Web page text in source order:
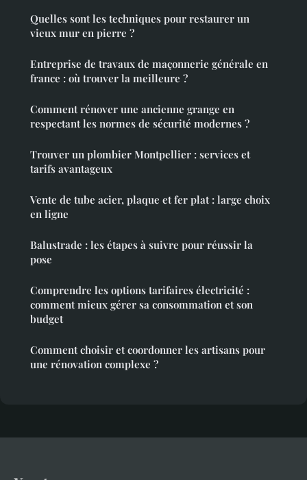
Quelles sont les techniques pour restaurer un
vieux mur en pierre ?
Entreprise de travaux de maçonnerie générale en
france : où trouver la meilleure ?
Comment rénover une ancienne grange en
respectant les normes de sécurité modernes ?
Trouver un plombier Montpellier : services et
tarifs avantageux
Vente de tube acier, plaque et fer plat : large choix
en ligne
Balustrade : les étapes à suivre pour réussir la
pose
Comprendre les options tarifaires électricité :
comment mieux gérer sa consommation et son
budget
Comment choisir et coordonner les artisans pour
une rénovation complexe ?